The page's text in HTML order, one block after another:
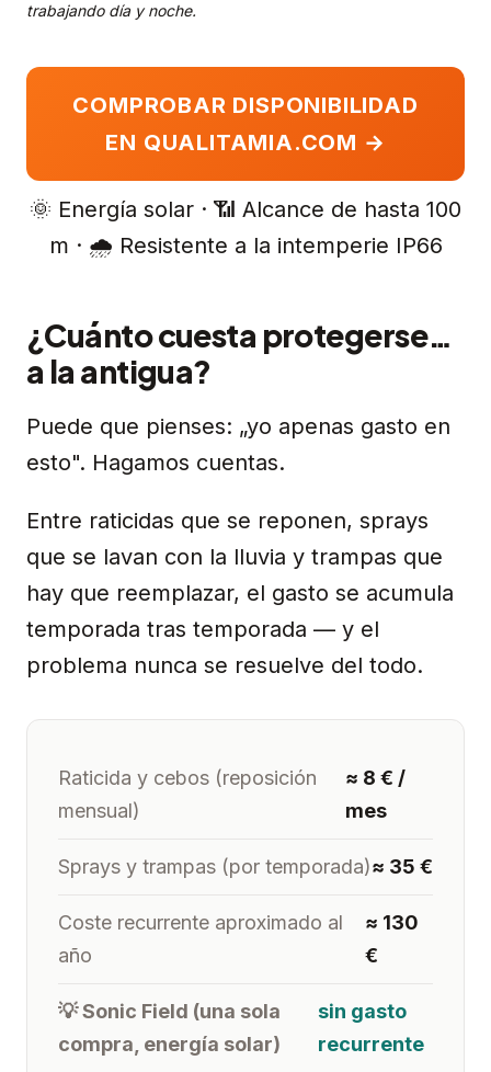
trabajando día y noche.
COMPROBAR DISPONIBILIDAD
EN QUALITAMIA.COM →
🌞 Energía solar · 📶 Alcance de hasta 100
m · 🌧️ Resistente a la intemperie IP66
¿Cuánto cuesta protegerse…
a la antigua?
Puede que pienses: „yo apenas gasto en
esto". Hagamos cuentas.
Entre raticidas que se reponen, sprays
que se lavan con la lluvia y trampas que
hay que reemplazar, el gasto se acumula
temporada tras temporada — y el
problema nunca se resuelve del todo.
Raticida y cebos (reposición
mensual)
≈ 8 € /
mes
Sprays y trampas (por temporada)≈ 35 €
Coste recurrente aproximado al
año
≈ 130
€
💡 Sonic Field (una sola
compra, energía solar)
sin gasto
recurrente